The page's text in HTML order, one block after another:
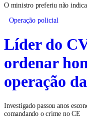
O ministro preferiu não
Operação policial
Líder do
ordenar
operação
Investigado passou anos
comandando o crime no CE